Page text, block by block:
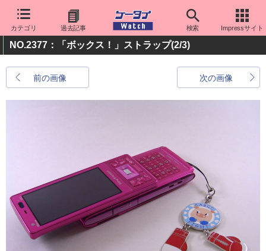
カテゴリ 過去記事 検索 Impressサイト
NO.2377：「ボックス！」ストラップ(2/3)
前の画像 次の画像